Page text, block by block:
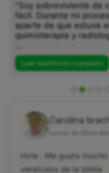
"Soy sobreviviente de
fácil. Durante mi
aparte de que estuve
quimioterapia y
Leer testimonio completo
Carolina
Hola . Me gusta
versículos de la biblia